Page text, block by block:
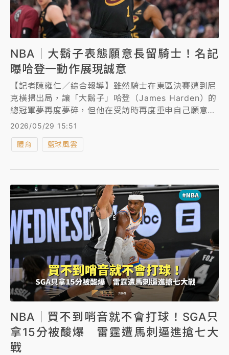
NBA｜大鬍子表態願意長留騎士！名記
曝哈登一動作展現誠意
【記者陳雍仁／綜合報導】雖然騎士在東區決賽遭到尼
克橫掃出局，讓「大鬍子」哈登（James Harden）的
總冠軍夢再度夢碎，但他在受訪時再度重申自己願意長
留騎士，NBA知名記者費雪（Jake Fischer）更爆
頂薪合約，降薪與騎士續約。
2026/05/29 15:51
體育 籃球風雲
NBA｜買不到哨音就不會打球！SGA只
拿15分被酸爆 雷霆遭馬刺逼進搶七大
戰